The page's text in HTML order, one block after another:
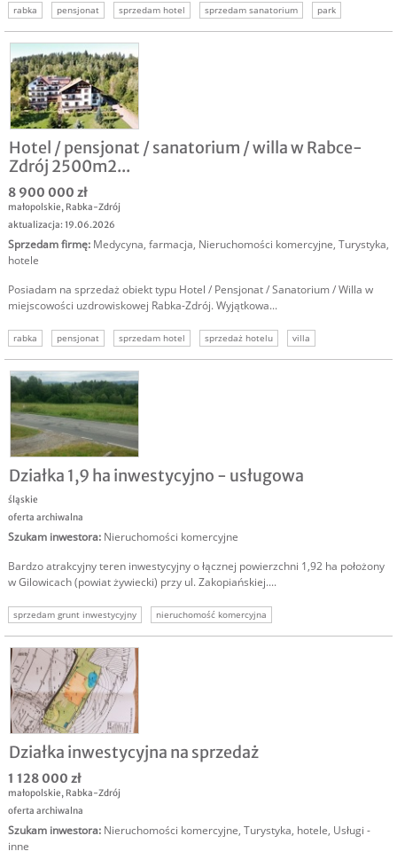
rabka pensjonat sprzedam hotel sprzedam sanatorium
park
rabka zdrój penjonat
Hotel / pensjonat / sanatorium / willa w Rabce-
Zdrój 2500m2...
8 900 000 zł
małopolskie, Rabka-Zdrój
aktualizacja: 19.06.2026
Sprzedam firmę: Medycyna, farmacja, Nieruchomości komercyjne, Turystyka,
hotele
Posiadam na sprzedaż obiekt typu Hotel / Pensjonat / Sanatorium / Willa w
miejscowości uzdrowiskowej Rabka-Zdrój. Wyjątkowa...
rabka pensjonat sprzedam hotel sprzedaż hotelu
villa
biznes rabka zdrój
ośrodek wczasowy
Działka 1,9 ha inwestycyjno - usługowa
śląskie
oferta archiwalna
Szukam inwestora: Nieruchomości komercyjne
Bardzo atrakcyjny teren inwestycyjny o łącznej powierzchni 1,92 ha położony
w Gilowicach (powiat żywiecki) przy ul. Zakopiańskiej....
sprzedam grunt inwestycyjny
nieruchomość komercyjna
nieruchomość inwestycyjna
nieruchomości komercyjne
Działka inwestycyjna na sprzedaż
1 128 000 zł
małopolskie, Rabka-Zdrój
oferta archiwalna
Szukam inwestora: Nieruchomości komercyjne, Turystyka, hotele, Usługi -
inne